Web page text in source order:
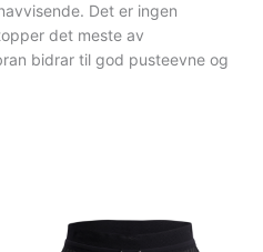
Det er ingen
det meste av
bidrar til god pusteevne og